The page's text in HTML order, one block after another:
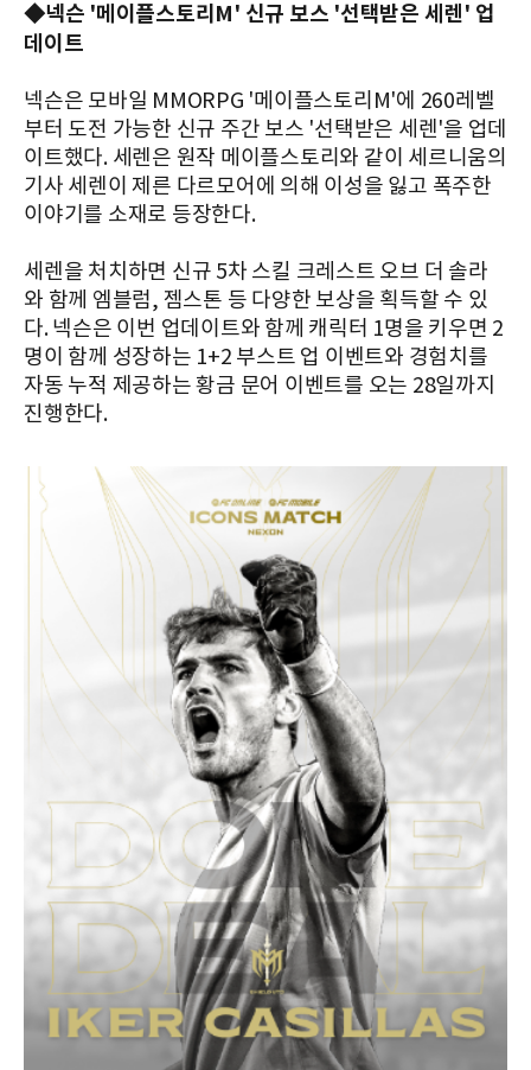
◆넥슨 '메이플스토리M' 신규 보스 '선택받은 세렌' 업
데이트
넥슨은 모바일 MMORPG '메이플스토리M'에 260레벨
부터 도전 가능한 신규 주간 보스 '선택받은 세렌'을 업데
이트했다. 세렌은 원작 메이플스토리와 같이 세르니움의
기사 세렌이 제른 다르모어에 의해 이성을 잃고 폭주한
이야기를 소재로 등장한다.
세렌을 처치하면 신규 5차 스킬 크레스트 오브 더 솔라
와 함께 엠블럼, 젬스톤 등 다양한 보상을 획득할 수 있
다. 넥슨은 이번 업데이트와 함께 캐릭터 1명을 키우면 2
명이 함께 성장하는 1+2 부스트 업 이벤트와 경험치를
자동 누적 제공하는 황금 문어 이벤트를 오는 28일까지
진행한다.